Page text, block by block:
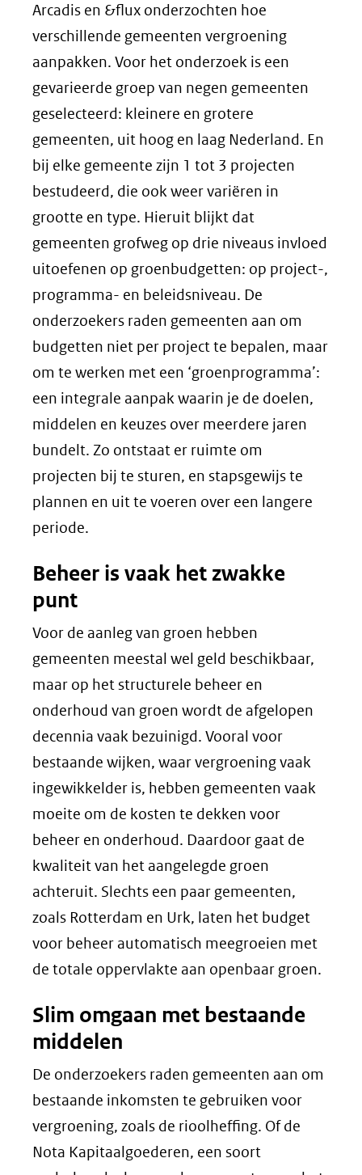
Arcadis en &flux onderzochten hoe
verschillende gemeenten vergroening
aanpakken. Voor het onderzoek is een
gevarieerde groep van negen gemeenten
geselecteerd: kleinere en grotere
gemeenten, uit hoog en laag Nederland. En
bij elke gemeente zijn 1 tot 3 projecten
bestudeerd, die ook weer variëren in
grootte en type. Hieruit blijkt dat
gemeenten grofweg op drie niveaus invloed
uitoefenen op groenbudgetten: op project-,
programma- en beleidsniveau. De
onderzoekers raden gemeenten aan om
budgetten niet per project te bepalen, maar
om te werken met een ‘groenprogramma’:
een integrale aanpak waarin je de doelen,
middelen en keuzes over meerdere jaren
bundelt. Zo ontstaat er ruimte om
projecten bij te sturen, en stapsgewijs te
plannen en uit te voeren over een langere
periode.
Beheer is vaak het zwakke
punt
Voor de aanleg van groen hebben
gemeenten meestal wel geld beschikbaar,
maar op het structurele beheer en
onderhoud van groen wordt de afgelopen
decennia vaak bezuinigd. Vooral voor
bestaande wijken, waar vergroening vaak
ingewikkelder is, hebben gemeenten vaak
moeite om de kosten te dekken voor
beheer en onderhoud. Daardoor gaat de
kwaliteit van het aangelegde groen
achteruit. Slechts een paar gemeenten,
zoals Rotterdam en Urk, laten het budget
voor beheer automatisch meegroeien met
de totale oppervlakte aan openbaar groen.
Slim omgaan met bestaande
middelen
De onderzoekers raden gemeenten aan om
bestaande inkomsten te gebruiken voor
vergroening, zoals de rioolheffing. Of de
Nota Kapitaalgoederen, een soort